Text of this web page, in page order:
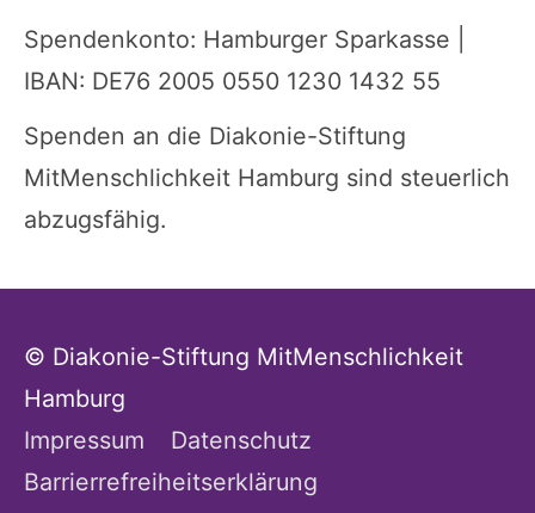
Spendenkonto: Hamburger Sparkasse |
IBAN: DE76 2005 0550 1230 1432 55
Spenden an die Diakonie-Stiftung
MitMenschlichkeit Hamburg sind steuerlich
abzugsfähig.
© Diakonie-Stiftung MitMenschlichkeit
Hamburg
Impressum
Datenschutz
Barrierrefreiheitserklärung